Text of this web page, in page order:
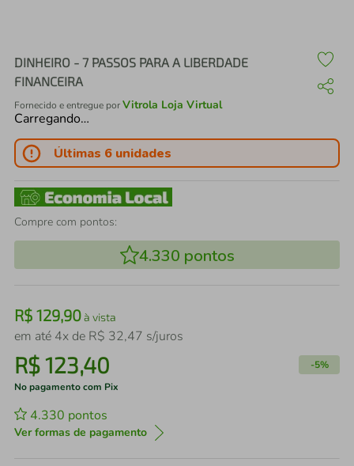
DINHEIRO - 7 PASSOS PARA A LIBERDADE
FINANCEIRA
Fornecido e entregue porVitrola Loja Virtual
Carregando…
Últimas 6 unidades
Compre com pontos:
4.330 pontos
R$ 129,90à vista
em até 4x de R$ 32,47 s/juros
R$123,40 -5%
No pagamento com Pix
4.330 pontos
Ver formas de pagamento